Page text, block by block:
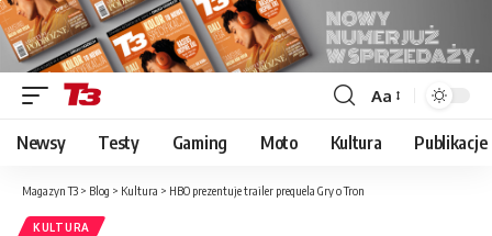
Font
Resizer
Aa
Newsy Testy Gaming Moto Kultura Publikacje
Magazyn T3 > Blog > Kultura > HBO prezentuje trailer prequela Gry o Tron
KULTURA